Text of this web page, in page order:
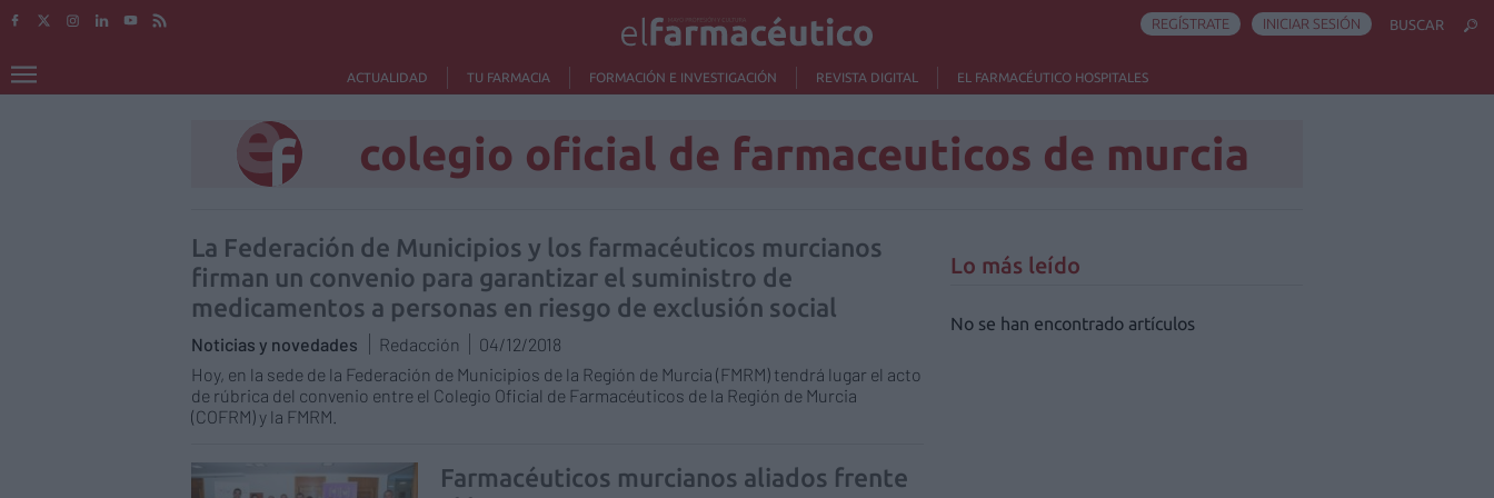
ACTUALIDAD TU FARMACIA FORMACIÓN E INVESTIGACIÓN REVISTA DIGITAL EL FARMACÉUTICO HOSPITALES
REGÍSTRATE INICIAR SESIÓN BUSCAR
colegio oficial de farmaceuticos de murcia
La Federación de Municipios y los farmacéuticos murcianos
firman un convenio para garantizar el suministro de
medicamentos a personas en riesgo de exclusión social
Noticias y novedades Redacción
04/12/2018
Hoy, en la sede de la Federación de Municipios de la Región de Murcia (FMRM) tendrá lugar el acto
de rúbrica del convenio entre el Colegio Oficial de Farmacéuticos de la Región de Murcia
(COFRM) y la FMRM.
Farmacéuticos murcianos aliados frente
Lo más leído
No se han encontrado artículos